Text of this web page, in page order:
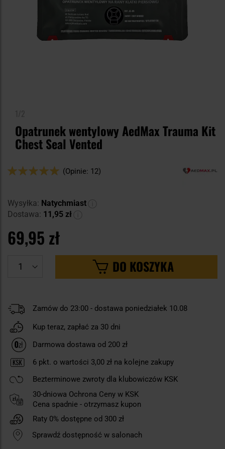
Opatrunek wentylowy AedMax Trauma Kit
Chest Seal Vented
Ocena:
(Opinie: 12)
Wysyłka: Natychmiast
Dostawa: 11,95 zł
69,95 zł
DO KOSZYKA
Zamów do 23:00 - dostawa poniedziałek 10.08
Kup teraz, zapłać za 30 dni
Darmowa dostawa od 200 zł
6 pkt. o wartości 3,00 zł na kolejne zakupy
Bezterminowe zwroty dla klubowiczów KSK
30-dniowa Ochrona Ceny w KSK
Cena spadnie - otrzymasz kupon
Raty 0% dostępne od 300 zł
Sprawdź dostępność w salonach